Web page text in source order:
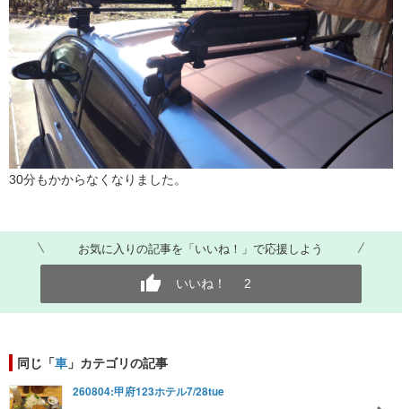
30分もかからなくなりました。
お気に入りの記事を「いいね！」で応援しよう
いいね！ 2
同じ「車 」カテゴリの記事
260804:甲府123ホテル7/28tue